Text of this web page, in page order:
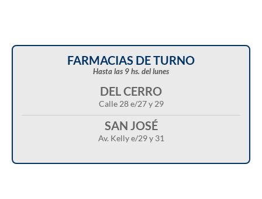
FARMACIAS DE TURNO
Hasta las 9 hs. del lunes
DEL CERRO
Calle 28 e/27 y 29
SAN JOSÉ
Av. Kelly e/29 y 31